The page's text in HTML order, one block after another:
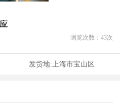
浏览次数： 43次
发货地: 上海市宝山区